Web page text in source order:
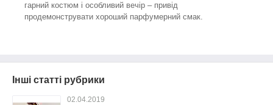
гарний костюм і особливий вечір – привід
продемонструвати хороший парфумерний смак.
Інші статті рубрики
02.04.2019